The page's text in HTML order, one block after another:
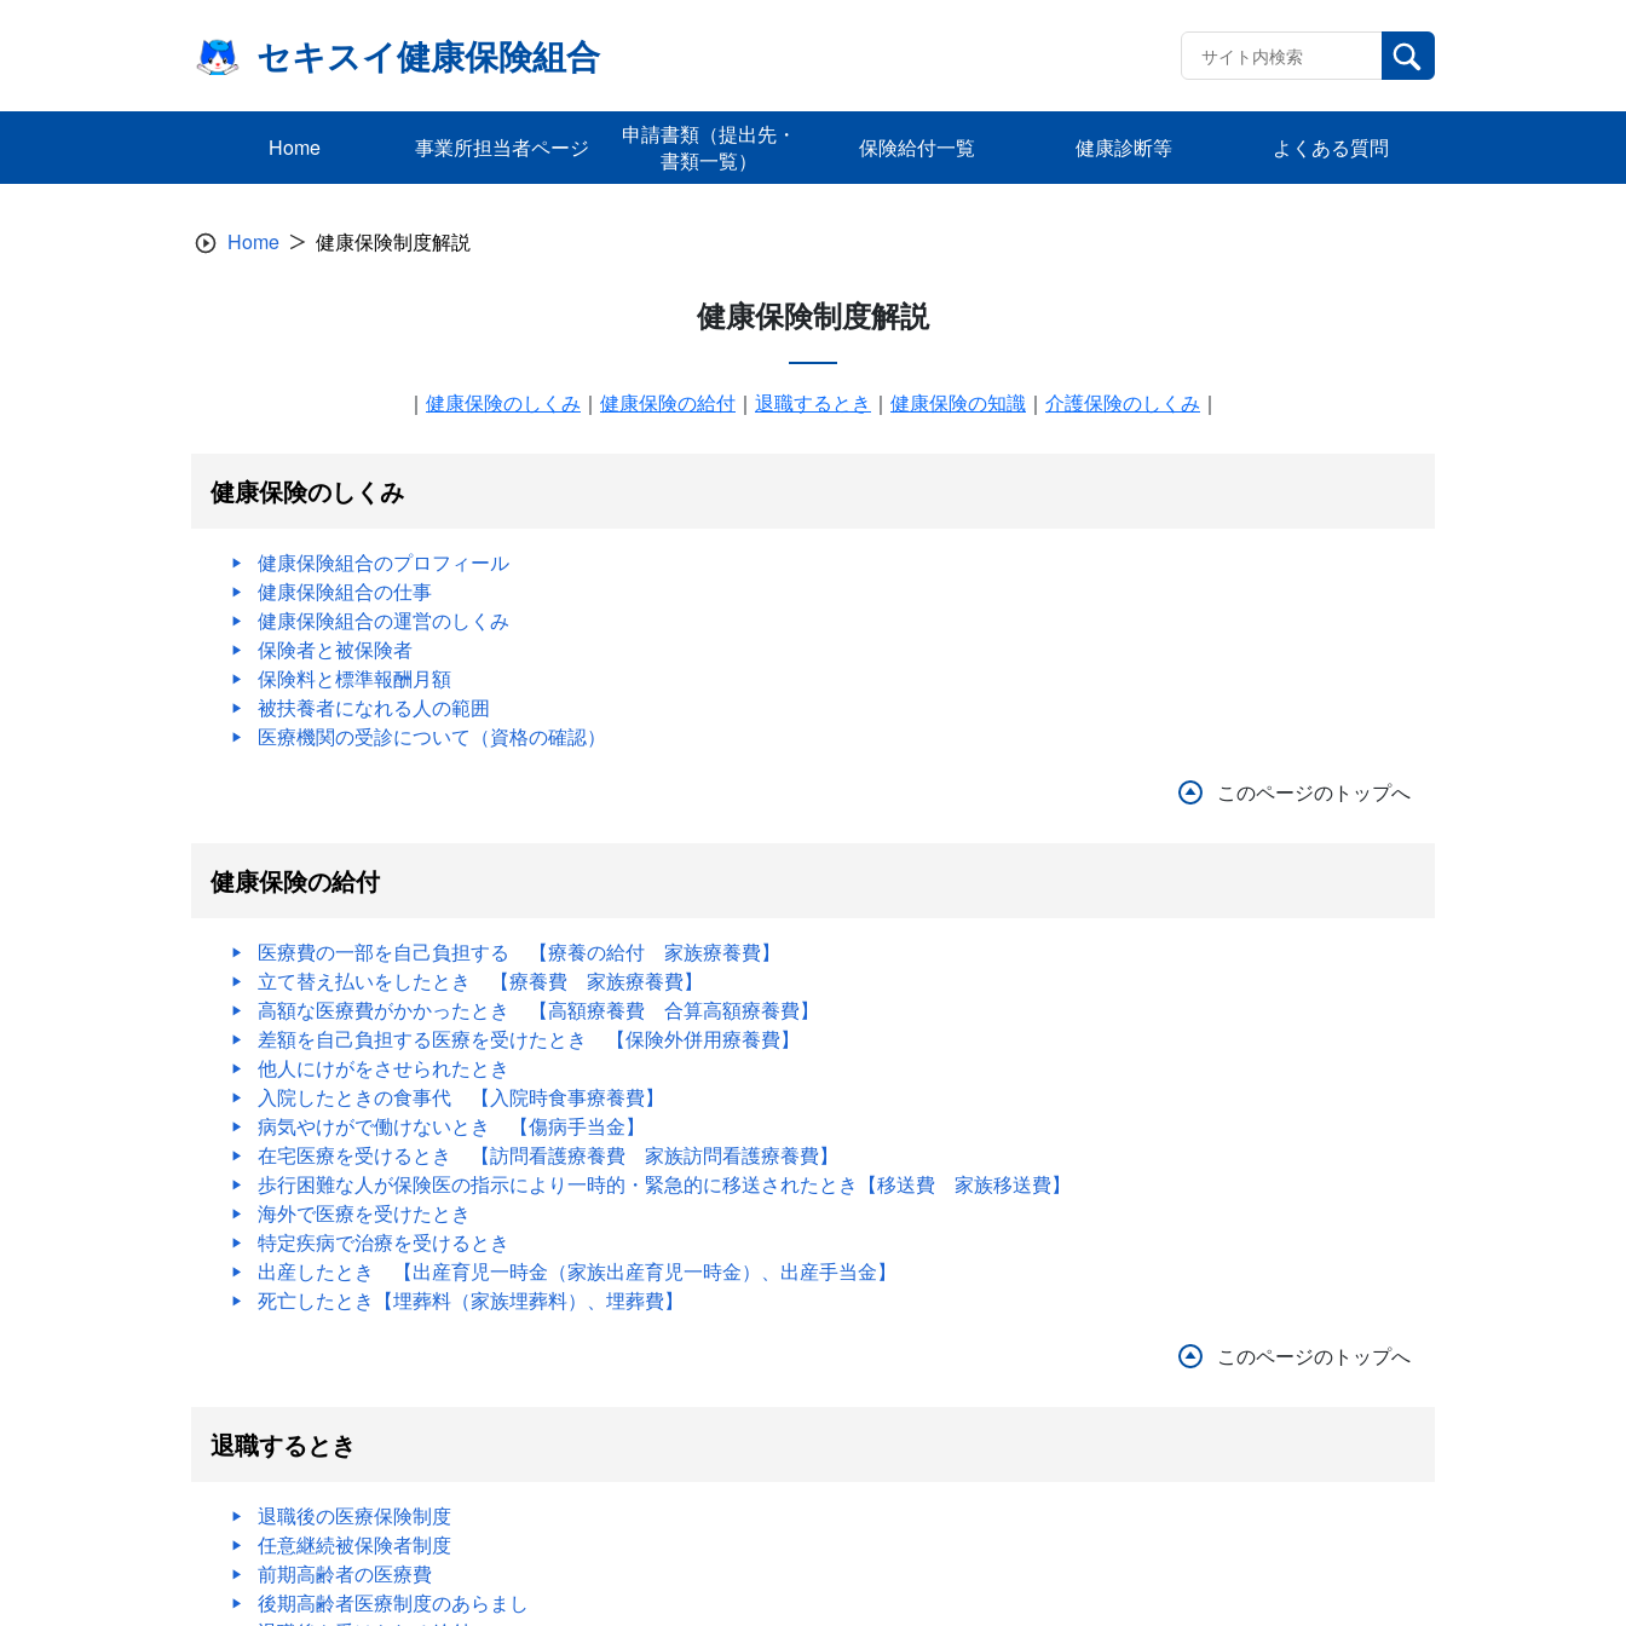
セキスイ健康保険組合
Home 事業所担当者ページ
申請書類（提出先・
書類一覧）
保険給付一覧 健康診断等 よくある質問
Home 健康保険制度解説
健康保険制度解説
｜ 健康保険のしくみ ｜ 健康保険の給付 ｜ 退職するとき ｜ 健康保険の知識 ｜ 介護保険のしくみ ｜
健康保険のしくみ
健康保険組合のプロフィール
健康保険組合の仕事
健康保険組合の運営のしくみ
保険者と被保険者
保険料と標準報酬月額
被扶養者になれる人の範囲
医療機関の受診について（資格の確認）
このページのトップへ
健康保険の給付
医療費の一部を自己負担する 【療養の給付 家族療養費】
立て替え払いをしたとき 【療養費 家族療養費】
高額な医療費がかかったとき 【高額療養費 合算高額療養費】
差額を自己負担する医療を受けたとき 【保険外併用療養費】
他人にけがをさせられたとき
入院したときの食事代 【入院時食事療養費】
病気やけがで働けないとき 【傷病手当金】
在宅医療を受けるとき 【訪問看護療養費 家族訪問看護療養費】
歩行困難な人が保険医の指示により一時的・緊急的に移送されたとき【移送費 家族移送費】
海外で医療を受けたとき
特定疾病で治療を受けるとき
出産したとき 【出産育児一時金（家族出産育児一時金）、出産手当金】
死亡したとき【埋葬料（家族埋葬料）、埋葬費】
このページのトップへ
退職するとき
退職後の医療保険制度
任意継続被保険者制度
前期高齢者の医療費
後期高齢者医療制度のあらまし